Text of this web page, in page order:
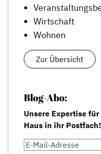
Wirtschaft
Wohnen
Zur Übersicht
Blog-Abo:
Unsere Expertise
Haus in ihr Postfach!